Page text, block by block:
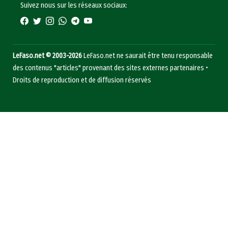
Suivez nous sur les réseaux sociaux:
LeFaso.net © 2003-2026LeFaso.net ne saurait être tenu responsable
des contenus "articles" provenant des sites externes partenaires •
Droits de reproduction et de diffusion réservés